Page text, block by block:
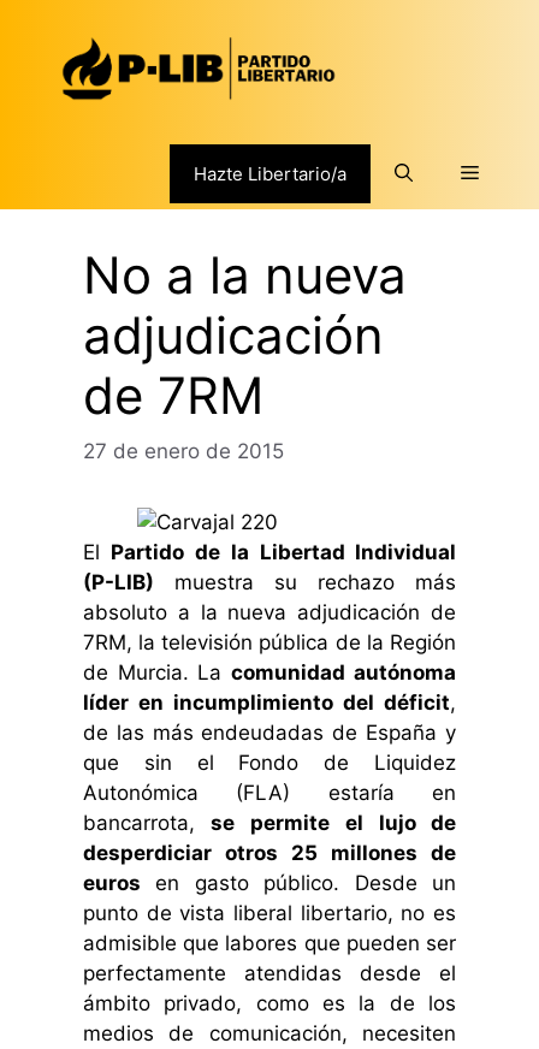
contenido
Hazte Libertario/a Menú
No a la nueva
adjudicación
de 7RM
27 de enero de 2015
El Partido de la Libertad Individual
(P-LIB) muestra su rechazo más
absoluto a la nueva adjudicación de
7RM, la televisión pública de la Región
de Murcia. Lacomunidad autónoma
líder en incumplimiento del déficit,
de las más endeudadas de España y
que sin el Fondo de Liquidez
Autonómica (FLA) estaría en
bancarrota,se permite el lujo de
desperdiciar otros 25 millones de
euros en gasto público. Desde un
punto de vista liberal libertario, no es
admisible que labores que pueden ser
perfectamente atendidas desde el
ámbito privado, como es la de los
medios de comunicación, necesiten